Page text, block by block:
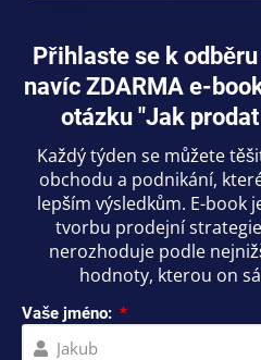
Přihlaste se k
navíc ZDARMA e-
otázku "Jak
Každý týden se můžete
obchodu a podnikání,
lepším výsledkům. E-book
tvorbu prodejní
nerozhoduje podle
hodnoty, kterou on
Vaše jméno: